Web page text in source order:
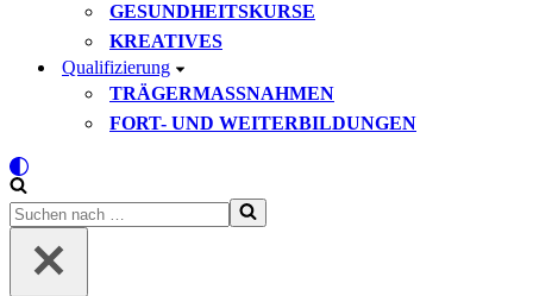
GESUNDHEITSKURSE
KREATIVES
Qualifizierung
TRÄGERMASSNAHMEN
FORT- UND WEITERBILDUNGEN
Suchen
nach …